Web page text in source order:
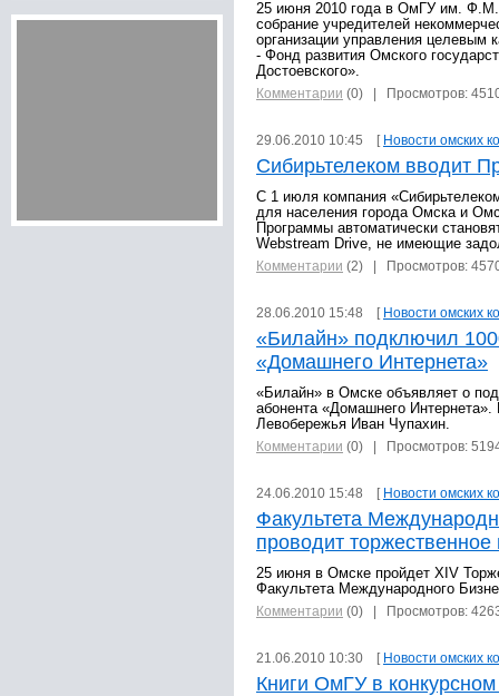
25 июня 2010 года в ОмГУ им. Ф.М.
собрание учредителей
организации управления целевым
- Фонд развития Омского
Достоевского».
Комментарии (0) | Просмотров:
29.06.2010 10:45 [ Новости омских
Сибирьтелеком вводит
С 1 июля компания
для населения города Омска и
Программы автоматически
Webstream Drive, не имеющие
Комментарии (2) | Просмотров:
28.06.2010 15:48 [ Новости омских
«Билайн» подключил
«Домашнего Интернета»
«Билайн» в Омске объявляет о
абонента «Домашнего
Левобережья Иван Чупахин.
Комментарии (0) | Просмотров:
24.06.2010 15:48 [ Новости омских
Факультета
проводит
25 июня в Омске пройдет XIV
Факультета Международного
Комментарии (0) | Просмотров:
21.06.2010 10:30 [ Новости омских
Книги ОмГУ в